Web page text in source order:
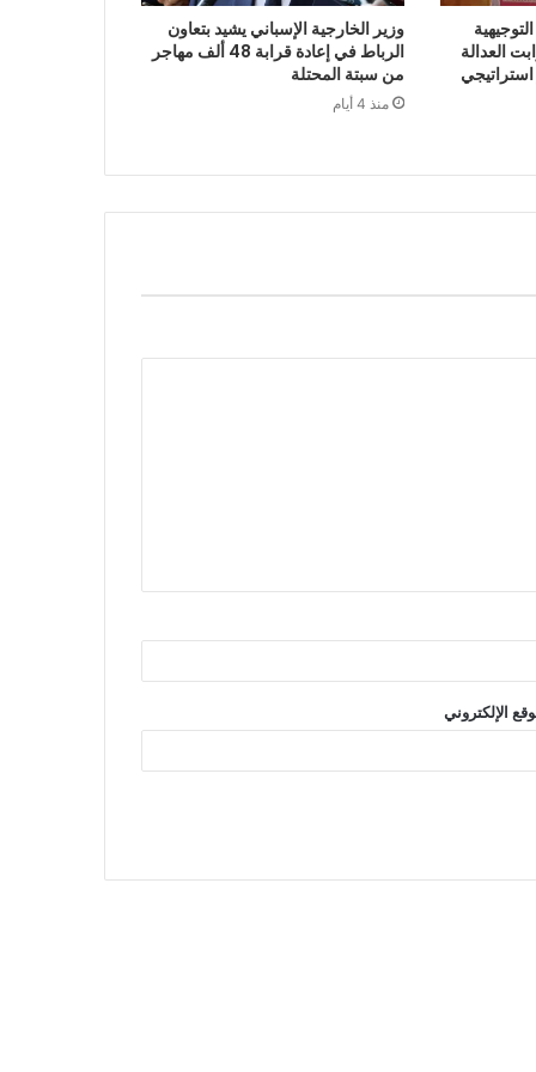
2027 أن ثوابت العدالة
استراتيجي
وزير الخارجية الإسباني يشيد بتعاون
الرباط في إعادة قرابة 48 ألف مهاجر
من سبتة المحتلة
منذ 4 أيام
الإلكتروني